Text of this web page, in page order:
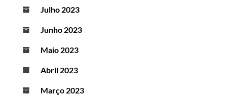
Julho 2023
Junho 2023
Maio 2023
Abril 2023
Março 2023